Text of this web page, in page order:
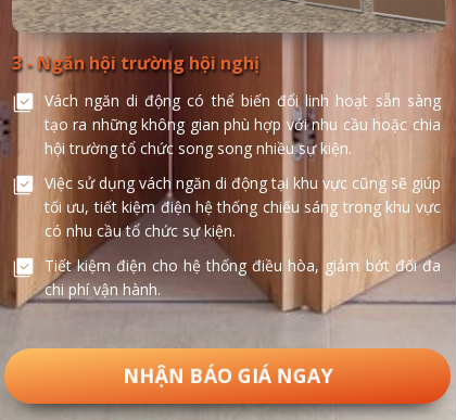
NHẬN BÁO GIÁ NGAY
3 - Ngăn hội trường hội nghị
Vách ngăn di động có thể biến đổi linh hoạt sẵn sàng
tạo ra những không gian phù hợp với nhu cầu hoặc chia
hội trường tổ chức song song nhiều sự kiện.
Việc sử dụng vách ngăn di động tại khu vực cũng sẽ giúp
tối ưu, tiết kiệm điện hệ thống chiếu sáng trong khu vực
có nhu cầu tổ chức sự kiện.
Tiết kiệm điện cho hệ thống điều hòa, giảm bớt đối đa
chi phí vận hành.